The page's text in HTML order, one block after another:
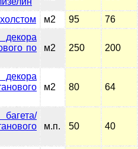
м2 95 76
по
м2 250 200
м2 80 64
м.п. 50 40